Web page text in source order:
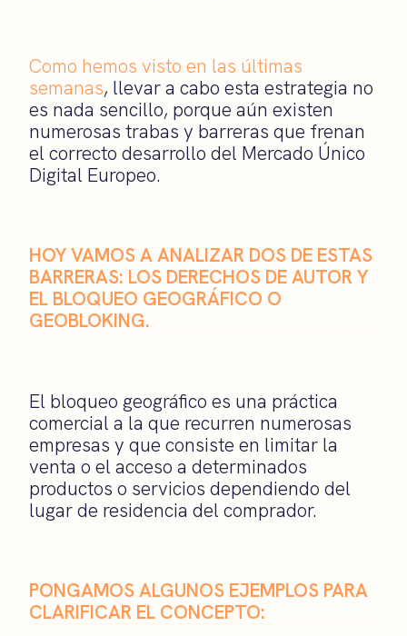
Como hemos visto en las últimas
semanas, llevar a cabo esta estrategia no
es nada sencillo, porque aún existen
numerosas trabas y barreras que frenan
el correcto desarrollo del Mercado Único
Digital Europeo.
HOY VAMOS A ANALIZAR DOS DE ESTAS
BARRERAS: LOS DERECHOS DE AUTOR Y
EL BLOQUEO GEOGRÁFICO O
GEOBLOKING.
El bloqueo geográfico es una práctica
comercial a la que recurren numerosas
empresas y que consiste en limitar la
venta o el acceso a determinados
productos o servicios dependiendo del
lugar de residencia del comprador.
PONGAMOS ALGUNOS EJEMPLOS PARA
CLARIFICAR EL CONCEPTO: